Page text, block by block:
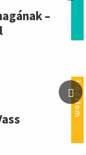
–
irodalom